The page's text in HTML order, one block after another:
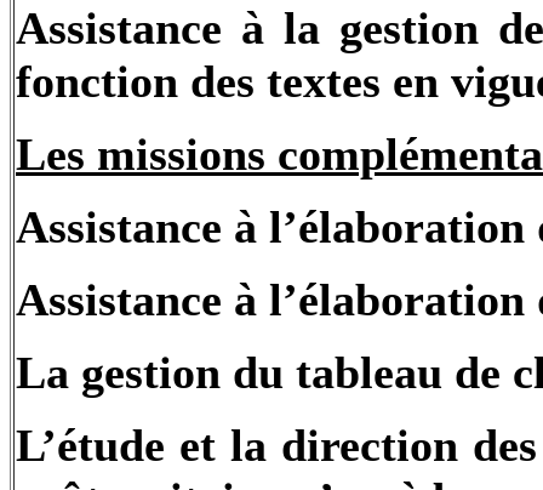
Assistance à la gestion
fonction des textes en
Les missions
Assistance à
Assistance à
La gestion du tableau de
L’étude et la direction